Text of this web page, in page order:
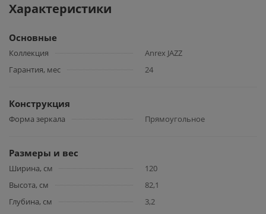
Характеристики
Основные
Коллекция
Anrex JAZZ
Гарантия, мес
24
Конструкция
Форма зеркала Прямоугольное
Размеры и вес
Ширина, см
120
Высота, см
82,1
Глубина, см
3,2